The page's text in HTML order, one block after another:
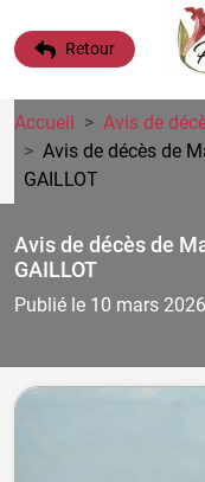
Retour
Accueil
Avis de
Avis de décès de
GAILLOT
Avis de décès de
GAILLOT
Publié le 10 mars 2026